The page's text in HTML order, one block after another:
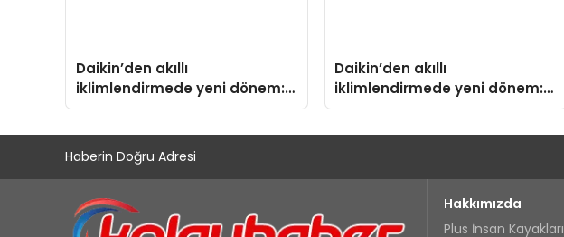
Daikin’den akıllı
iklimlendirmede yeni dönem:
Madoka Plus Türkiye’de
Daikin’den akıllı
iklimlendirmede yeni dönem:
Madoka Plus Türkiye’de
Haberin Doğru Adresi
Hakkımızda
Plus İnsan Kayakları